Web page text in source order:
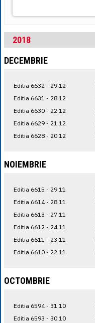
2018
DECEMBRIE
Editia 6632 - 29.12
Editia 6631 - 28.12
Editia 6630 - 22.12
Editia 6629 - 21.12
Editia 6628 - 20.12
NOIEMBRIE
Editia 6615 - 29.11
Editia 6614 - 28.11
Editia 6613 - 27.11
Editia 6612 - 24.11
Editia 6611 - 23.11
Editia 6610 - 22.11
OCTOMBRIE
Editia 6594 - 31.10
Editia 6593 - 30.10